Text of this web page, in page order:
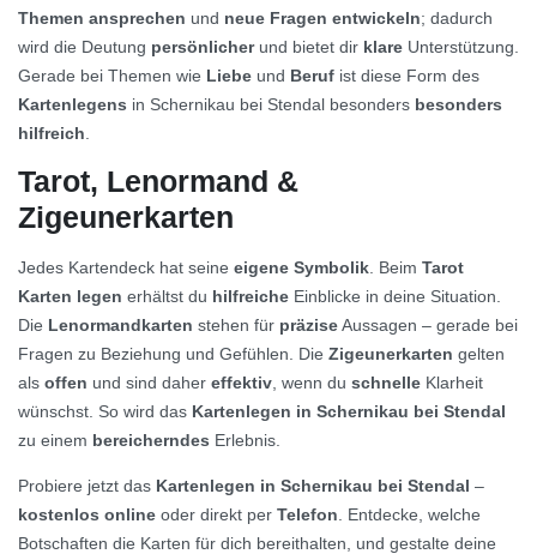
Themen ansprechen und neue Fragen entwickeln; dadurch
wird die Deutung persönlicherund bietet dir klare Unterstützung.
Gerade bei Themen wie Liebe und Beruf ist diese Form des
Kartenlegens in Schernikau bei Stendal besonders besonders
hilfreich
Tarot, Lenormand &
Zigeunerkarten
Jedes Kartendeck hat seine eigene Symbolik . Beim Tarot
Karten legen erhältst du hilfreiche Einblicke in deine Situation.
Die Lenormandkarten stehen für präziseAussagen – gerade bei
Fragen zu Beziehung und Gefühlen. Die Zigeunerkarten gelten
als offen und sind daher effektiv , wenn du schnelle Klarheit
wünschst. So wird das Kartenlegen in Schernikau bei Stendal
zu einem bereicherndes Erlebnis.
Probiere jetzt das Kartenlegen in Schernikau bei Stendal –
kostenlos online oder direkt per Telefon . Entdecke, welche
Botschaften die Karten für dich bereithalten, und gestalte deine